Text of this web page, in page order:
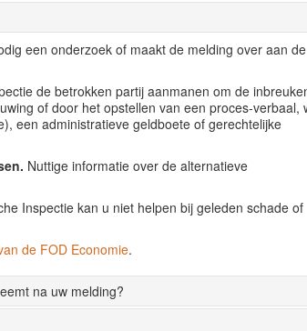
een onderzoek of maakt de melding over aan de
de betrokken partij aanmanen om de
of door het opstellen van een proces-verbaal,
een administratieve geldboete of gerechtelijke
Nuttige informatie over de alternatieve
Inspectie kan u niet helpen bij geleden schade of
de FOD Economie.
na uw melding?